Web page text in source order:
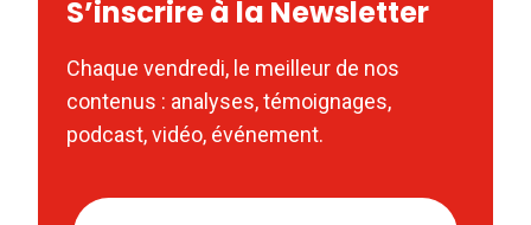
S’inscrire à la Newsletter
Chaque vendredi, le meilleur de nos
contenus : analyses, témoignages,
podcast, vidéo, événement.
Nom